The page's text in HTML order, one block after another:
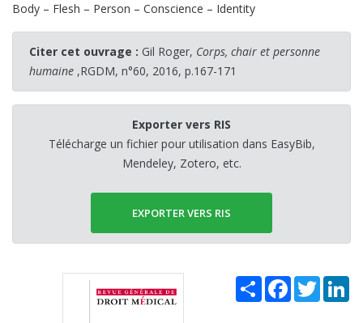
Body – Flesh – Person – Conscience – Identity
Citer cet ouvrage : Gil Roger, Corps, chair et personne
humaine ,RGDM, n°60, 2016, p.167-171
Exporter vers RIS
Télécharge un fichier pour utilisation dans EasyBib,
Mendeley, Zotero, etc.
EXPORTER VERS RIS
Share Facebook
Twitter